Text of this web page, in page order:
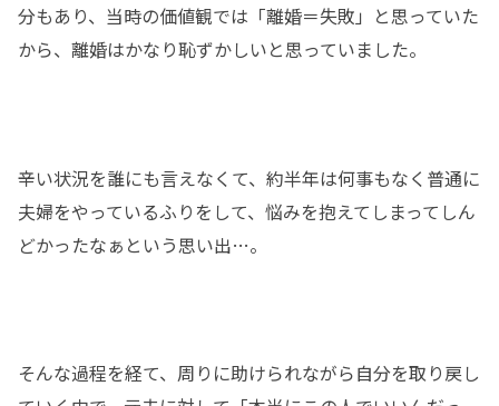
分もあり、当時の価値観では「離婚＝失敗」と思っていた
から、離婚はかなり恥ずかしいと思っていました。
辛い状況を誰にも言えなくて、約半年は何事もなく普通に
夫婦をやっているふりをして、悩みを抱えてしまってしん
どかったなぁという思い出…。
そんな過程を経て、周りに助けられながら自分を取り戻し